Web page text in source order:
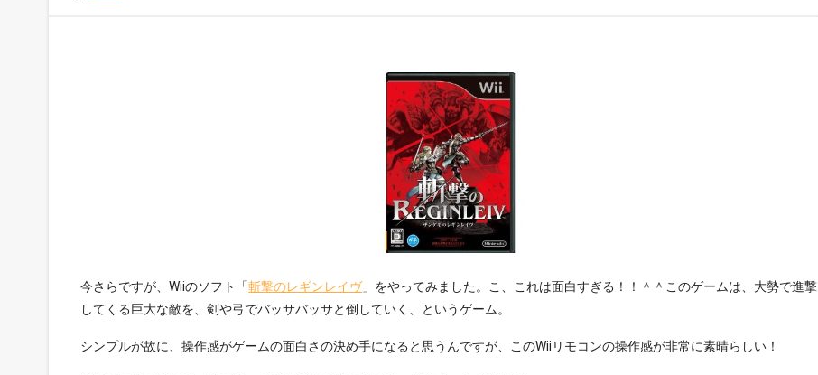
今さらですが、Wiiのソフト「斬撃のレギンレイヴ」をやってみました。こ、これは面白すぎる！！＾＾このゲームは、大勢で進撃
してくる巨大な敵を、剣や弓でバッサバッサと倒していく、というゲーム。
シンプルが故に、操作感がゲームの面白さの決め手になると思うんですが、このWiiリモコンの操作感が非常に素晴らしい！